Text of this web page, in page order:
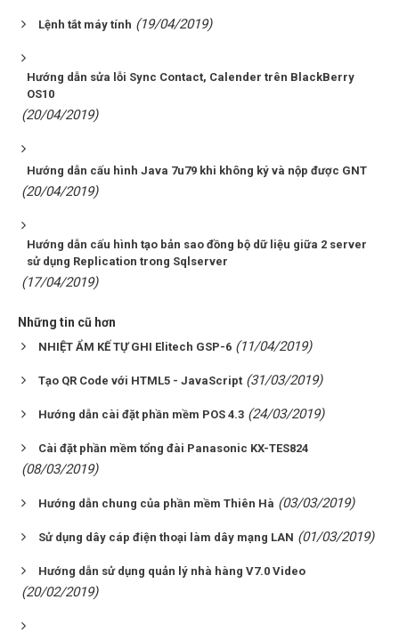
Lệnh tắt máy tính (19/04/2019)
Hướng dẫn sửa lỗi Sync Contact, Calender trên BlackBerry
OS10
(20/04/2019)
Hướng dẫn cấu hình Java 7u79 khi không ký và nộp được GNT
(20/04/2019)
Hướng dẫn cấu hình tạo bản sao đồng bộ dữ liệu giữa 2 server
sử dụng Replication trong Sqlserver
(17/04/2019)
Những tin cũ hơn
NHIỆT ẨM KẾ TỰ GHI Elitech GSP-6 (11/04/2019)
Tạo QR Code với HTML5 - JavaScript (31/03/2019)
Hướng dẫn cài đặt phần mềm POS 4.3 (24/03/2019)
Cài đặt phần mềm tổng đài Panasonic KX-TES824
(08/03/2019)
Hướng dẫn chung của phần mềm Thiên Hà (03/03/2019)
Sử dụng dây cáp điện thoại làm dây mạng LAN (01/03/2019)
Hướng dẫn sử dụng quản lý nhà hàng V7.0 Video
(20/02/2019)